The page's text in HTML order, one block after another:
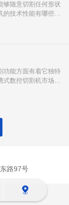
够随意切割任何形状
的技术性能有哪些
功能方面有着它独特
式数控切割机市场份
路97号